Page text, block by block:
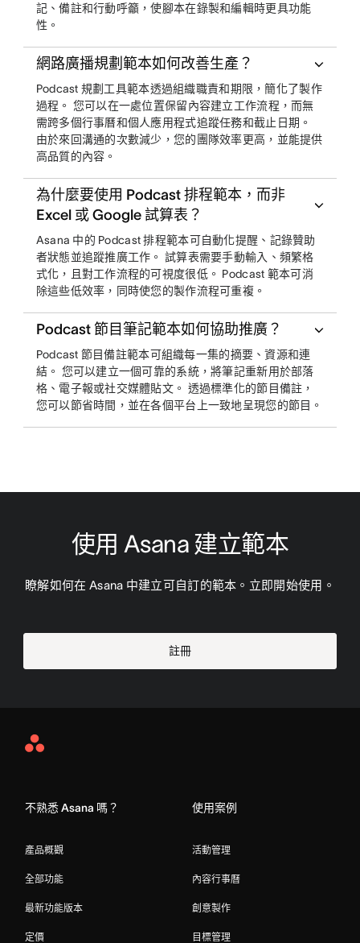
記、備註和行動呼籲，使腳本在錄製和編輯時更具功能
性。
網路廣播規劃範本如何改善生產？
Podcast 規劃工具範本透過組織職責和期限，簡化了製作
過程。 您可以在一處位置保留內容建立工作流程，而無
需跨多個行事曆和個人應用程式追蹤任務和截止日期。
由於來回溝通的次數減少，您的團隊效率更高，並能提供
高品質的內容。
為什麼要使用 Podcast 排程範本，而非
Excel 或 Google 試算表？
Asana 中的 Podcast 排程範本可自動化提醒、記錄贊助
者狀態並追蹤推廣工作。 試算表需要手動輸入、頻繁格
式化，且對工作流程的可視度很低。 Podcast 範本可消
除這些低效率，同時使您的製作流程可重複。
Podcast 節目筆記範本如何協助推廣？
Podcast 節目備註範本可組織每一集的摘要、資源和連
結。 您可以建立一個可靠的系統，將筆記重新用於部落
格、電子報或社交媒體貼文。 透過標準化的節目備註，
您可以節省時間，並在各個平台上一致地呈現您的節目。
使用 Asana 建立範本
瞭解如何在 Asana 中建立可自訂的範本。立即開始使用。
註冊
Asana
不熟悉 Asana 嗎？
產品概觀
全部功能
最新功能版本
定價
使用案例
活動管理
內容行事曆
創意製作
目標管理